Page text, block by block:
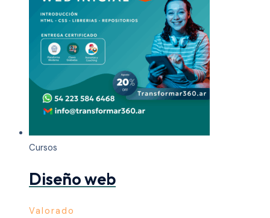
Cursos
Diseño web
Valorado